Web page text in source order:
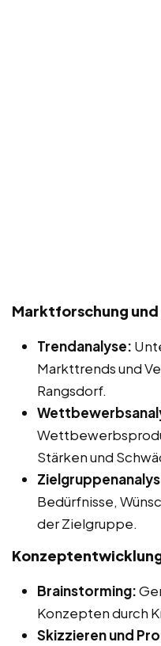
Marktforschung und
Trendanalyse:
Markttrends und
Rangsdorf.
Stärken und
Bedürfnisse,
der Zielgruppe.
Brainstorming:
Konzepten durch
Skizzieren und